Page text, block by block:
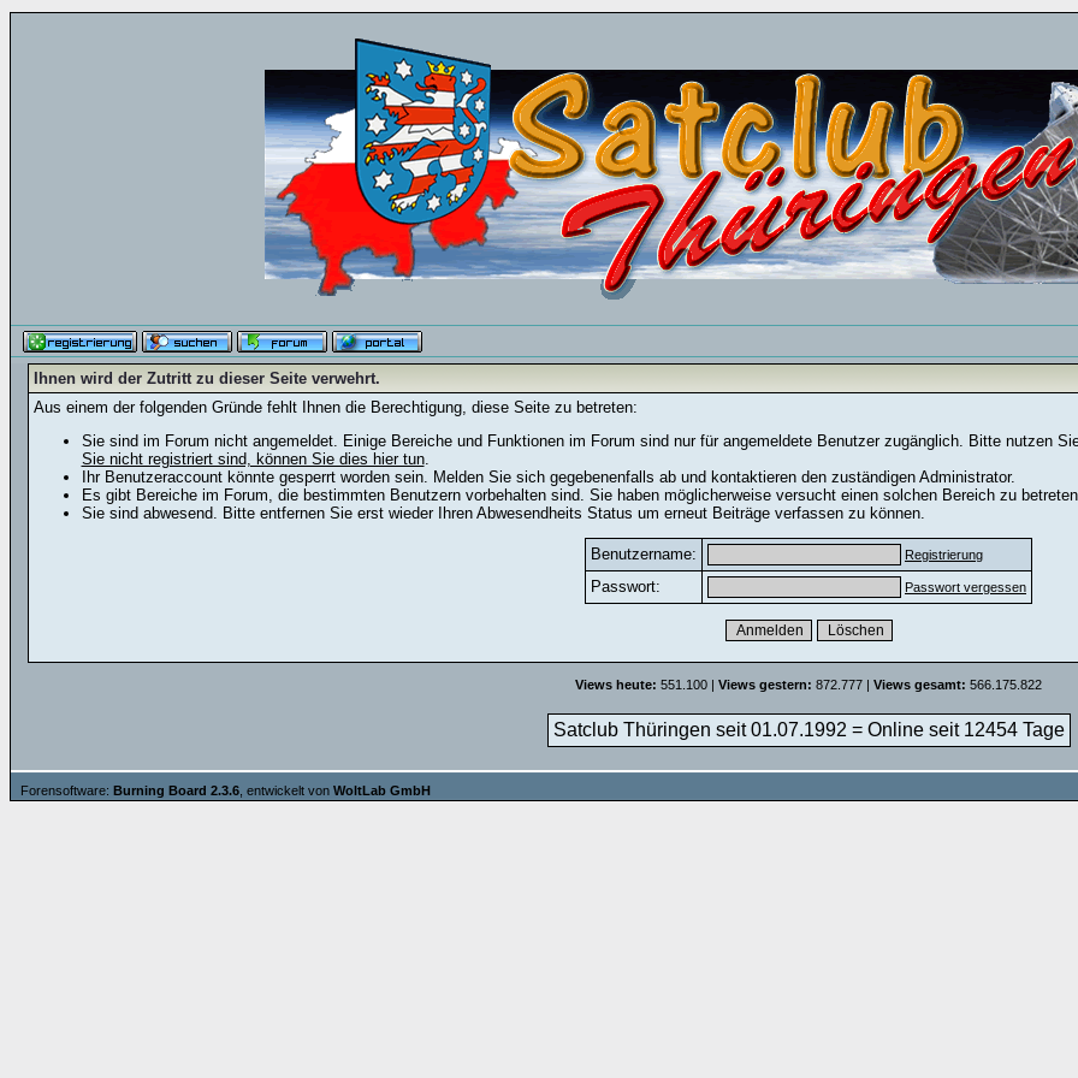
Ihnen wird der Zutritt zu dieser Seite verwehrt.
Aus einem der folgenden Gründe fehlt Ihnen die Berechtigung, diese Seite zu betreten:
Sie sind im Forum nicht angemeldet. Einige Bereiche und Funktionen im Forum sind nur für angemeldete Benutzer zugänglich. Bitte nutzen
Sie nicht registriert sind, können Sie dies hier tun.
Ihr Benutzeraccount könnte gesperrt worden sein. Melden Sie sich gegebenenfalls ab und kontaktieren den zuständigen Administrator.
Es gibt Bereiche im Forum, die bestimmten Benutzern vorbehalten sind. Sie haben möglicherweise versucht einen solchen Bereich zu
Sie sind abwesend. Bitte entfernen Sie erst wieder Ihren Abwesendheits Status um erneut Beiträge verfassen zu können.
Benutzername: Registrierung
Passwort: Passwort vergessen
Views heute: 551.100 | Views gestern: 872.777 | Views gesamt: 566.175.822
Satclub Thüringen seit 01.07.1992 = Online seit 12454 Tage
Forensoftware: Burning Board 2.3.6 , entwickelt von WoltLab GmbH